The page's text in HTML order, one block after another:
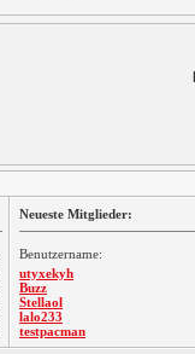
Neueste Mitglieder:
Benutzername:
utyxekyh
Buzz
Stellaol
lalo233
testpacman